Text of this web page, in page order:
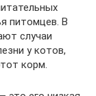
питомцев. В
случаи
у котов,
корм.